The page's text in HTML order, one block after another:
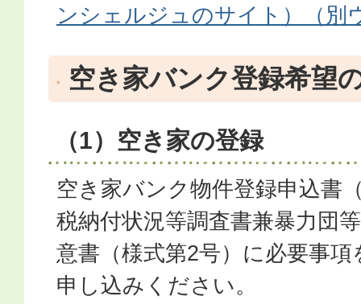
ンシェルジュのサイト）（別
空き家バンク登録希望
（1）空き家の登録
空き家バンク物件登録申込書
税納付状況等調査書兼暴力団
意書（様式第2号）に必要事
申し込みください。